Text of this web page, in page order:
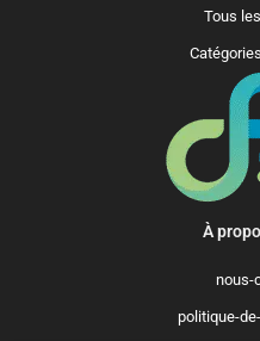
Tous
À
nous-
politique-